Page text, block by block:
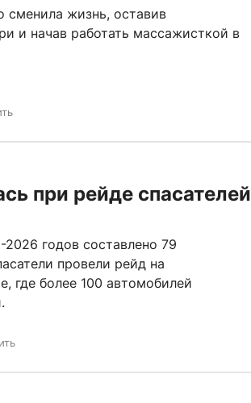
сменила жизнь, оставив
и начав работать массажисткой в
при рейде спасателей
годов составлено 79
провели рейд на
где более 100 автомобилей